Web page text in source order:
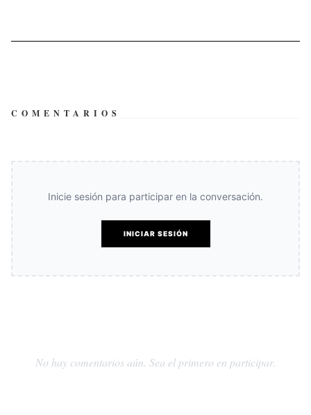
COMENTARIOS
Inicie sesión para participar en la conversación.
INICIAR SESIÓN
No hay comentarios aún. Sea el primero en participar.